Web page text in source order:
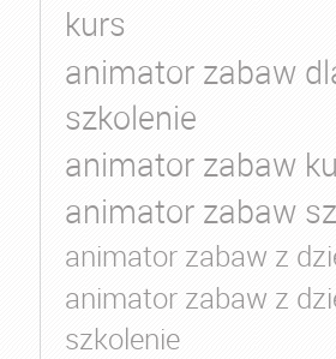
kurs
animator zabaw
szkolenie
animator zabaw
animator zabaw
animator zabaw z
animator zabaw z
szkolenie